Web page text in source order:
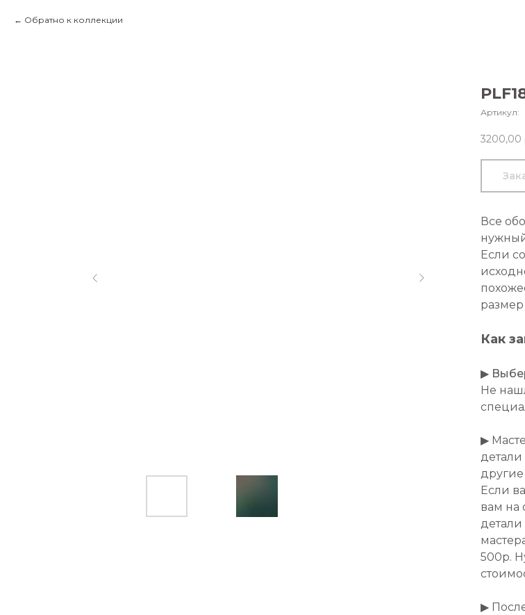
Обратно к коллекции
Артикул:
3200,00
Все
Если
размер
Как
▶
Не
▶
детали
другие
Если
вам на
детали
500р.
▶